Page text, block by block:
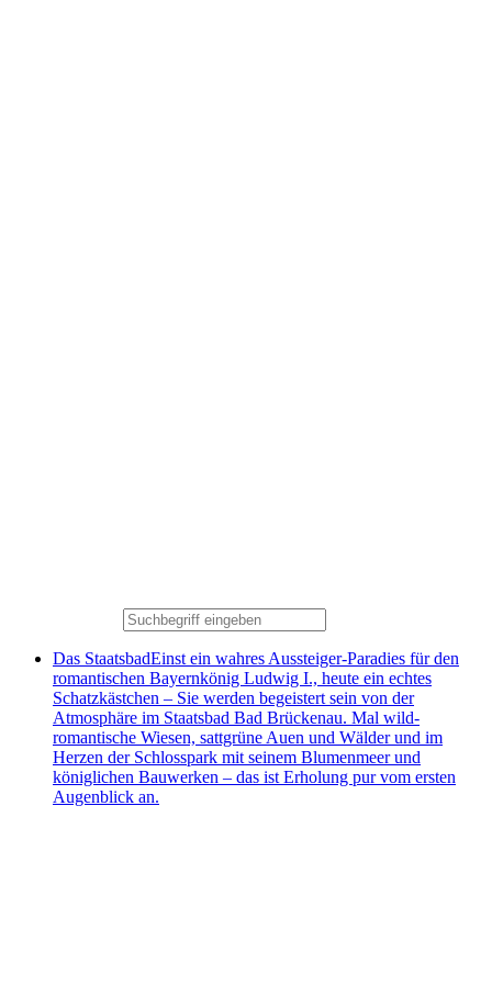
Das StaatsbadEinst ein wahres Aussteiger-Paradies für den
romantischen Bayernkönig Ludwig I., heute ein echtes
Schatzkästchen – Sie werden begeistert sein von der
Atmosphäre im Staatsbad Bad Brückenau. Mal wild-
romantische Wiesen, sattgrüne Auen und Wälder und im
Herzen der Schlosspark mit seinem Blumenmeer und
königlichen Bauwerken – das ist Erholung pur vom ersten
Augenblick an.